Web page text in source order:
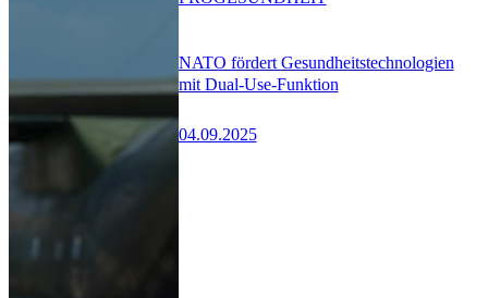
NATO fördert Gesundheitstechnologien
mit Dual-Use-Funktion
04.09.2025